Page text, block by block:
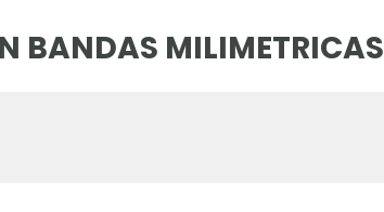
BANDAS MILIMETRICAS